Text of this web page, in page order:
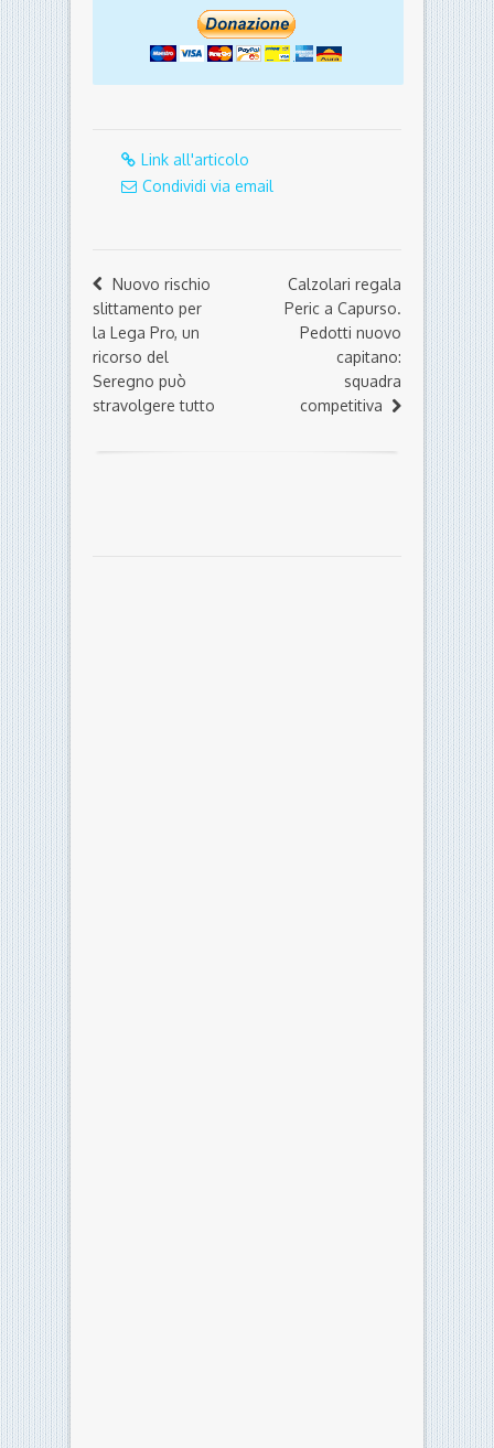
Link all'articolo
Condividi via email
Nuovo rischio
slittamento per
la Lega Pro, un
ricorso del
Seregno può
stravolgere tutto
Calzolari regala
Peric a Capurso.
Pedotti nuovo
capitano:
squadra
competitiva